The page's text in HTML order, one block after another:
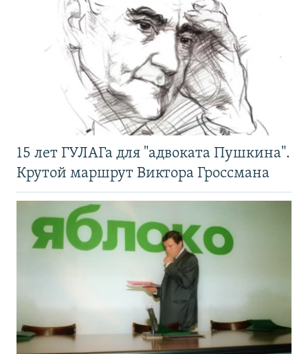
15 лет ГУЛАГа для "адвоката Пушкина".
Крутой маршрут Виктора Гроссмана